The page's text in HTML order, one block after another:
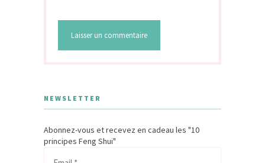
NEWSLETTER
Abonnez-vous et recevez en cadeau les "10
principes Feng Shui"